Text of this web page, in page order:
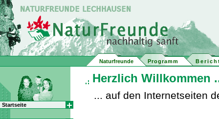
Naturfreunde Programm
Startseite
Herzlich Willkommen
... auf den Internetseiten